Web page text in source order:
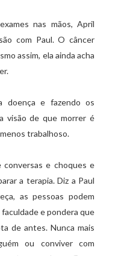
nas mãos, April
com Paul. O câncer
assim, ela ainda acha
doença e fazendo os
visão de que morrer é
trabalhoso.
e choques e
a terapia. Diz a Paul
as pessoas podem
faculdade e pondera que
de antes. Nunca mais
ou conviver com